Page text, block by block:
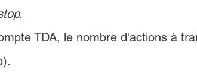
TDA, le nombre d'actions à